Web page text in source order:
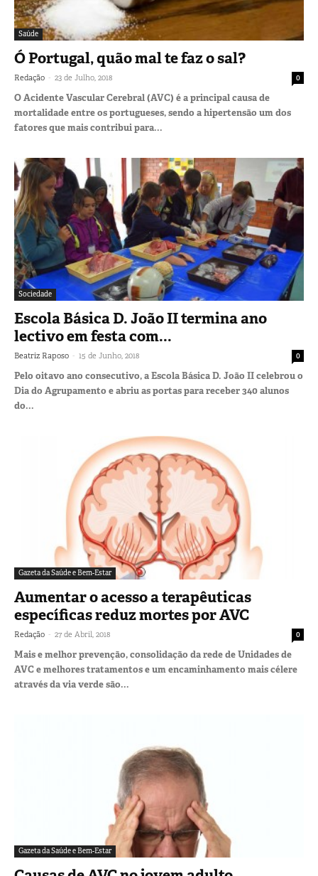
Saúde
Ó Portugal, quão mal te faz o sal?
Redação - 23 de Julho, 2018 0
O Acidente Vascular Cerebral (AVC) é a principal causa de
mortalidade entre os portugueses, sendo a hipertensão um dos
fatores que mais contribui para...
Sociedade
Escola Básica D. João II termina ano
lectivo em festa com...
Beatriz Raposo - 15 de Junho, 2018 0
Pelo oitavo ano consecutivo, a Escola Básica D. João II celebrou o
Dia do Agrupamento e abriu as portas para receber 340 alunos
do...
Gazeta da Saúde e Bem-Estar
Aumentar o acesso a terapêuticas
específicas reduz mortes por AVC
Redação - 27 de Abril, 2018 0
Mais e melhor prevenção, consolidação da rede de Unidades de
AVC e melhores tratamentos e um encaminhamento mais célere
através da via verde são...
Gazeta da Saúde e Bem-Estar